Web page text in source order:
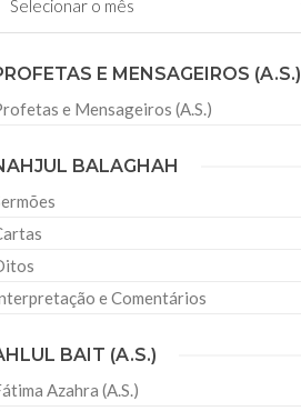
irmãs um novo
o ex-ministro das
Islâmica do Irã
Islâmico no Brasil recebeu em sua
Exteriores da República Islâmica
se visitando
E MENSAGEIROS (A.S.)
e Mensageiros (A.S.)
BALAGHAH
e Comentários
BAIT (A.S.)
Azahra (A.S.)